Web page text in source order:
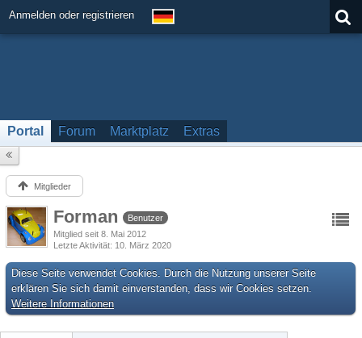
Anmelden oder registrieren
Portal Forum Marktplatz Extras
Mitglieder
Forman
Benutzer
Mitglied seit 8. Mai 2012
Letzte Aktivität 10. März 2020
Diese Seite verwendet Cookies. Durch die Nutzung unserer Seite
erklären Sie sich damit einverstanden, dass wir Cookies setzen.
Weitere Informationen